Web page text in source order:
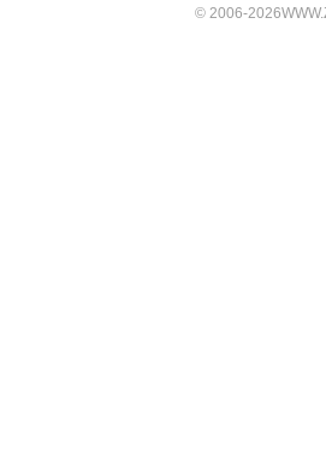
© 2006-2026